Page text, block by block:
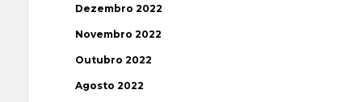
Dezembro 2022
Novembro 2022
Outubro 2022
Agosto 2022